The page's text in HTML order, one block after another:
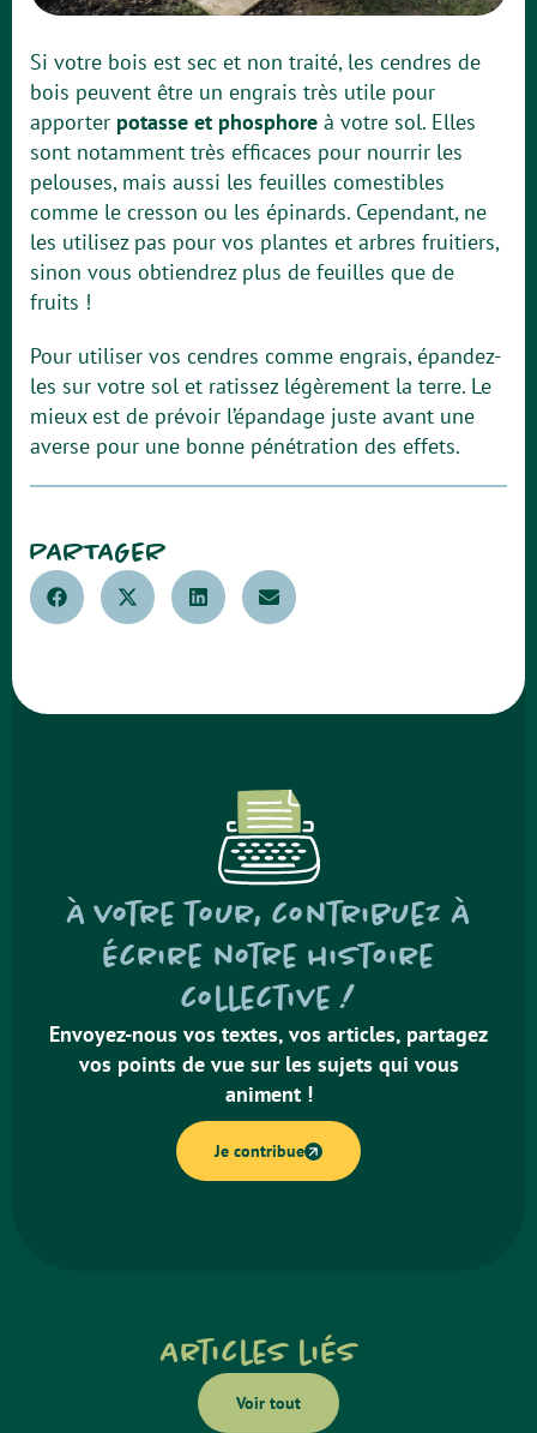
Si votre bois est sec et non traité, les cendres de
bois peuvent être un engrais très utile pour
apporter potasse et phosphore à votre sol. Elles
sont notamment très efficaces pour nourrir les
pelouses, mais aussi les feuilles comestibles
comme le cresson ou les épinards. Cependant, ne
les utilisez pas pour vos plantes et arbres fruitiers,
sinon vous obtiendrez plus de feuilles que de
fruits !
Pour utiliser vos cendres comme engrais, épandez-
les sur votre sol et ratissez légèrement la terre. Le
mieux est de prévoir l’épandage juste avant une
averse pour une bonne pénétration des effets.
PARTAGER
À votre tour, contribuez à
écrire notre histoire
collective !
Envoyez-nous vos textes, vos articles, partagez
vos points de vue sur les sujets qui vous
animent !
Je contribue
Articles liés
Voir tout